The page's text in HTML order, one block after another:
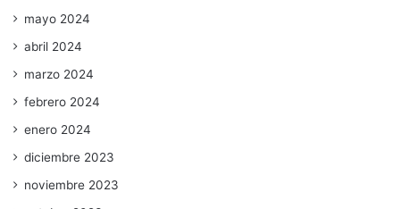
mayo 2024
abril 2024
marzo 2024
febrero 2024
enero 2024
diciembre 2023
noviembre 2023